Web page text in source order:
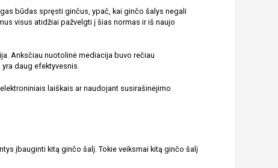
būdas spręsti ginčus, ypač, kai ginčo šalys negali
visus atidžiai pažvelgti į šias normas ir iš naujo
Anksčiau nuotolinė mediacija buvo rečiau
daug efektyvesnis.
laiškais ar naudojant susirašinėjimo
įbauginti kitą ginčo šalį. Tokie veiksmai kitą ginčo šalį